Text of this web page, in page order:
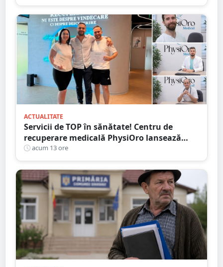
ACTUALITATE
Servicii de TOP în sănătate! Centru de
recuperare medicală PhysiOro lansează
Divizia medicală PhysiOro
acum 13 ore